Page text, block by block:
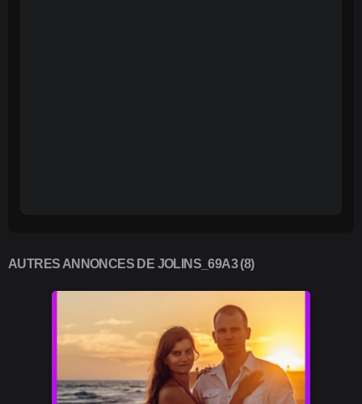
AUTRES ANNONCES DE JOLINS_69A3 (8)